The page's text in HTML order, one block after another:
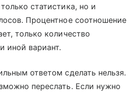
статистика, но и
Процентное соотношение
только количество
иной вариант.
ответом сделать нельзя.
переслать. Если нужно